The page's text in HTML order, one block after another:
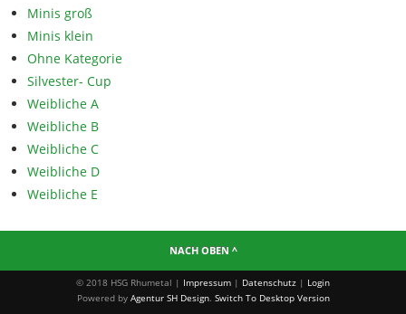
Minis groß
Minis klein
Ohne Kategorie
Silvester- Cup
Weibliche A
Weibliche B
Weibliche C
Weibliche D
Weibliche E
NACH OBEN ^
© 2018 HSG Rhumetal | Impressum | Datenschutz | Login
Powered by Agentur SH Design. Switch To Desktop Version